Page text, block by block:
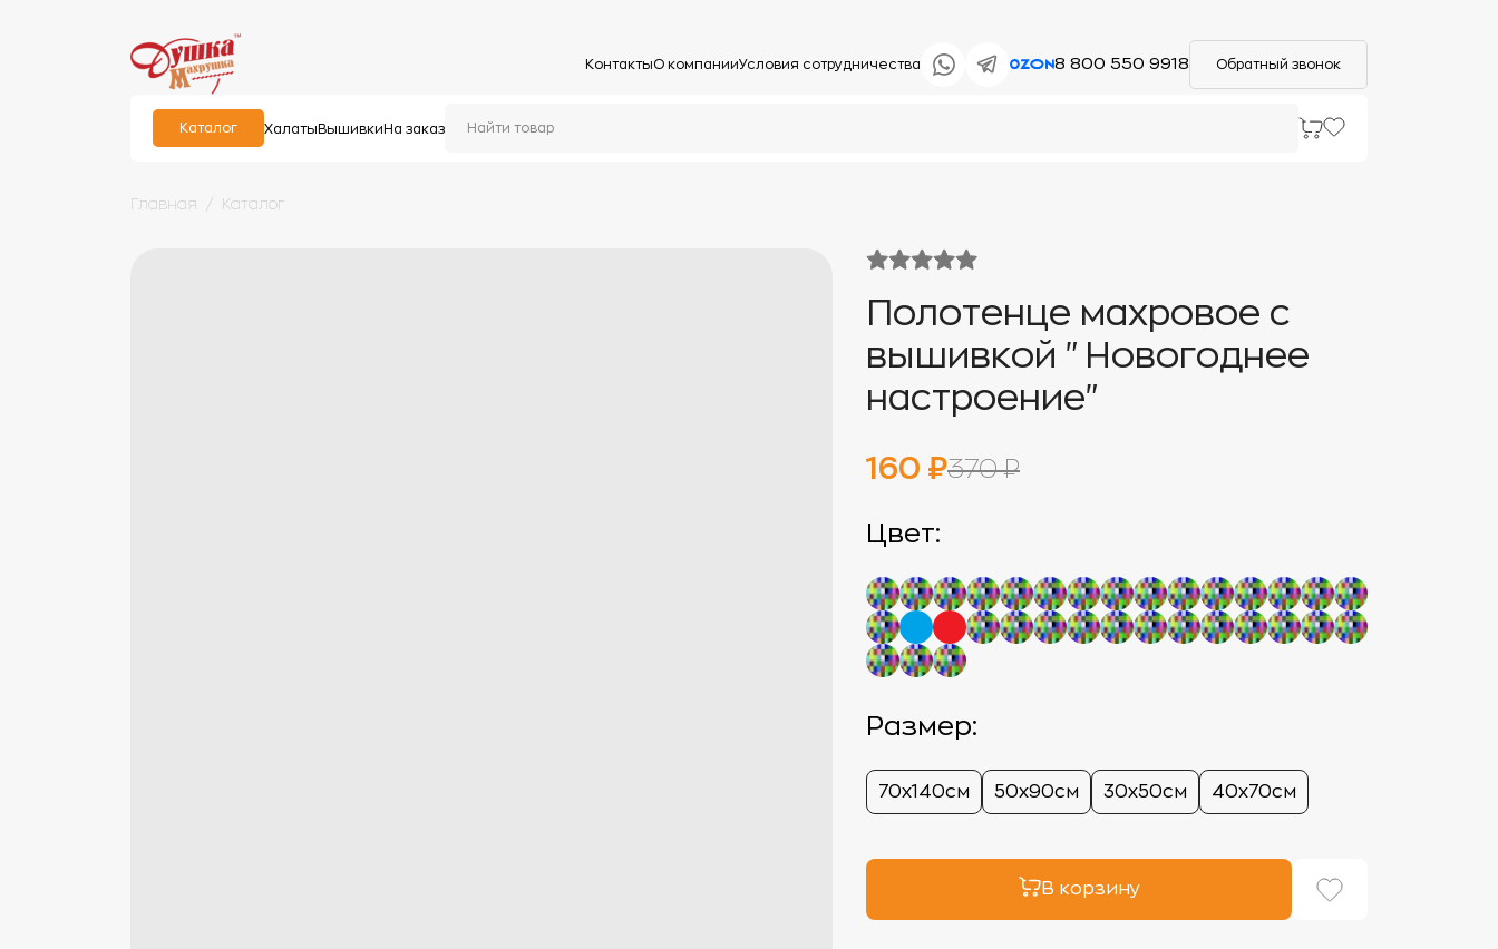
КонтактыО компанииУсловия сотрудничества 8 800 550 9918 Обратный звонок
Каталог Халаты Вышивки На заказ
Главная Каталог
Полотенце махровое с
вышивкой "Новогоднее
настроение"
160 ₽370 ₽
Цвет:
Размер:
70х140см 50х90см 30х50см 40х70см
В корзину